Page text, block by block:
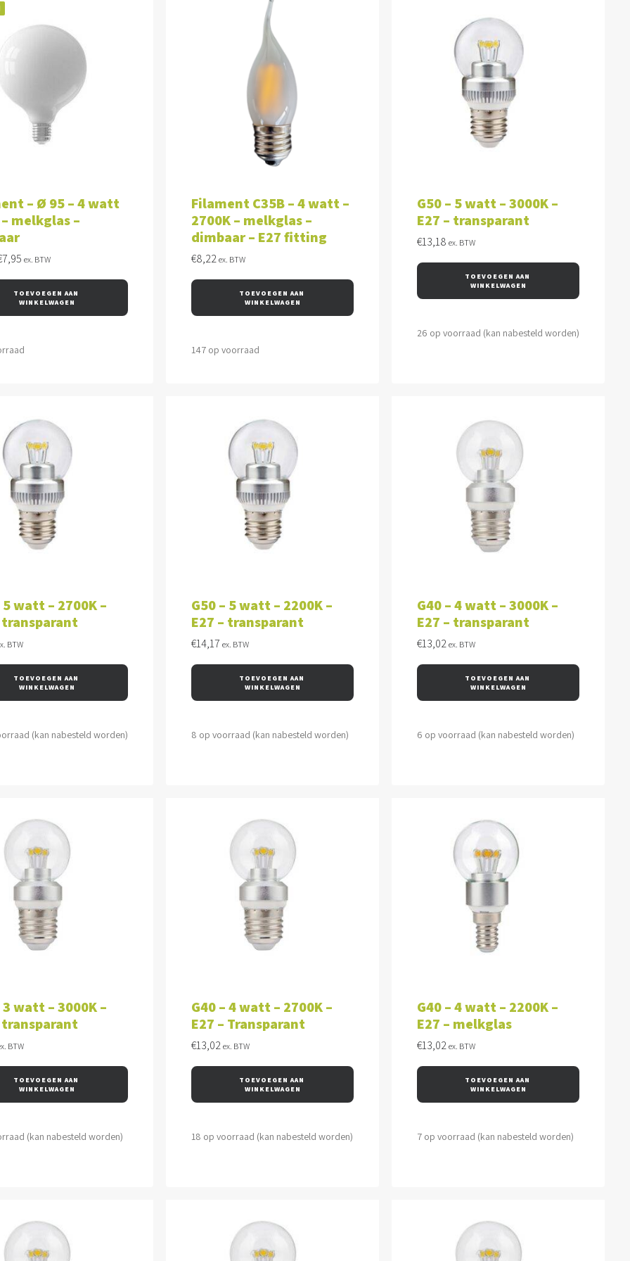
– Ø 95 – 4 watt
– melkglas –
€10,70.
7,95Huidige
€7,95.
ex. BTW
TOEVOEGEN AAN
WINKELWAGEN
Filament C35B – 4 watt –
2700K – melkglas –
dimbaar – E27 fitting
€8,22 ex. BTW
TOEVOEGEN AAN
WINKELWAGEN
147 op voorraad
G50 – 5 watt – 3000K –
E27 – transparant
€13,18 ex. BTW
TOEVOEGEN AAN
WINKELWAGEN
26 op voorraad (kan nabesteld worden)
5 watt – 2700K –
transparant
BTW
TOEVOEGEN AAN
WINKELWAGEN
(kan nabesteld worden)
G50 – 5 watt – 2200K –
E27 – transparant
€14,17 ex. BTW
TOEVOEGEN AAN
WINKELWAGEN
8 op voorraad (kan nabesteld worden)
G40 – 4 watt – 3000K –
E27 – transparant
€13,02 ex. BTW
TOEVOEGEN AAN
WINKELWAGEN
6 op voorraad (kan nabesteld worden)
3 watt – 3000K –
transparant
BTW
TOEVOEGEN AAN
WINKELWAGEN
(kan nabesteld worden)
G40 – 4 watt – 2700K –
E27 – Transparant
€13,02 ex. BTW
TOEVOEGEN AAN
WINKELWAGEN
18 op voorraad (kan nabesteld worden)
G40 – 4 watt – 2200K –
E27 – melkglas
€13,02 ex. BTW
TOEVOEGEN AAN
WINKELWAGEN
7 op voorraad (kan nabesteld worden)